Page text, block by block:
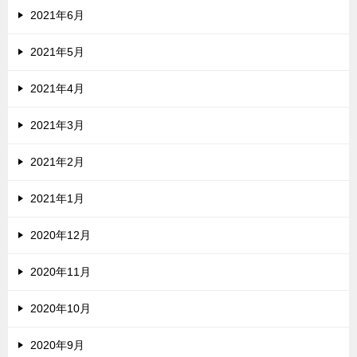
2021年6月
2021年5月
2021年4月
2021年3月
2021年2月
2021年1月
2020年12月
2020年11月
2020年10月
2020年9月